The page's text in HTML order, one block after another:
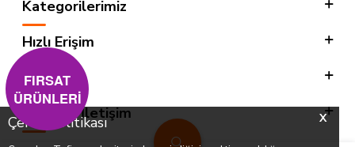
X
Çerez Politikası
Kategorilerimiz
Hızlı Erişim
Sosyal
Adres & İletişim
FIRSAT
ÜRÜNLERİ